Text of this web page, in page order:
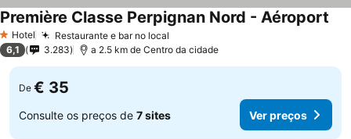
1 Estrelas
Hotel Restaurante e bar no local
Première Classe Perpignan Nord - Aéroport
6,1 3.283 a 2.5 km de Centro da cidade
De € 35
Consulte os preços de 7 sites Ver preços